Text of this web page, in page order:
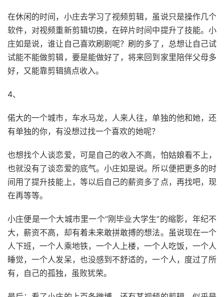
在休闲的时间，小庄去学习了视频剪辑，虽说只是操作几个
软件，对视频重新剪辑切换，在碎片时间中提升了技能。小
庄如是说，谁让自己喜欢刷剧呢？刷的多了，总想让自己试
试能不能做剪辑，要是能做好了，将来回到家里陪伴父母多
好，又能靠剪辑搞点收入。
4、
偌大的一个城市，车水马龙，人来人往，单独的他和她，还
有单独的你，有没想过找一个喜欢的她呢？
也想找个人谈恋爱，可是自己的收入不高，怕姑娘看不上，
也就没有了谈恋爱的底气。小庄如是说。所以便把更多的时
间用了提升技能上，等以后自己的薪资多了点，再找吧，现
在再等等。
小庄便是一个大城市里一个“刚毕业大学生”的缩影，年纪不
大，薪资不高，却有着未来敢拼敢搏的想法。虽说现在一个
人下班，一个人乘地铁，一个人上楼，一个人吃饭，一个人
睡觉，一个人发呆，也没感到不舒适的，一个人，度过了所
有，自己的孤独，虽败犹荣。